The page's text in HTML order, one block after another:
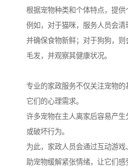
根据宠物种类和个体特点，提供
例如，对于猫咪，服务人员会清
并确保食物新鲜；对于狗狗，
毛发，并观察其健康状况。
专业的家政服务不仅关注宠物
它们的心理需求。
许多宠物在主人离家后容易产
或破坏行为。
为此，家政人员会通过互动游
助宠物缓解紧张情绪，让它们感